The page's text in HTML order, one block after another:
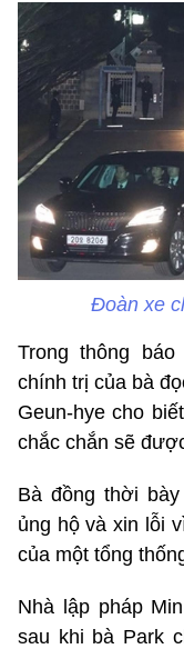
Đoàn xe
Trong thông
chính trị của bà
Geun-hye cho
chắc chắn sẽ
Bà đồng thời
ủng hộ và xin lỗi
của một tổng
Nhà lập pháp
sau khi bà Park